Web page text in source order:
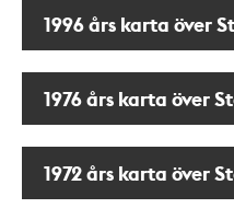
1996 års karta över
1976 års karta över
1972 års karta över